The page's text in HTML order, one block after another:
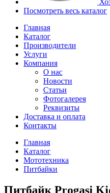
Посмотреть весь каталог
Главная
Каталог
Производители
Услуги
Компания
О нас
Новости
Статьи
Фотогалерея
Реквизиты
Доставка и оплата
Контакты
Главная
Каталог
Мототехника
Питбайки
Питбайк Progasi